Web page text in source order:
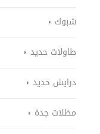
شبوك
طاولات حديد
درايش حديد
مظلات جدة